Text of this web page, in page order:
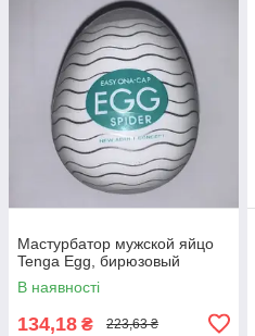
Мастурбатор мужской яйцо
Tenga Egg, бирюзовый
В наявності
134,18 ₴ 223,63 ₴